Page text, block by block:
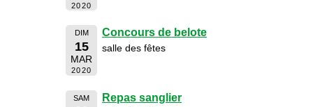
2020
DIM
15
MAR
2020
Concours de belote
salle des fêtes
SAM Repas sanglier